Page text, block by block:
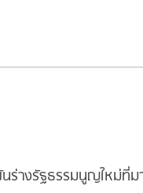
างรัฐธรรมนูญใหม่ที่